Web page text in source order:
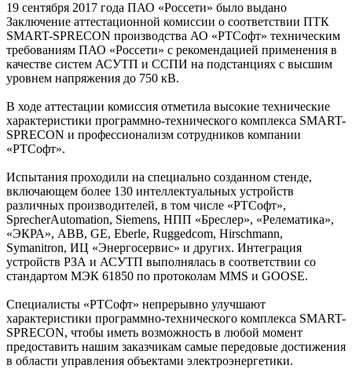
19 сентября 2017 года ПАО «Россети» было выдано
Заключение аттестационной комиссии о соответствии ПТК
SMART-SPRECON производства АО «РТСофт» техническим
требованиям ПАО «Россети» с рекомендацией применения в
качестве систем АСУТП и ССПИ на подстанциях с высшим
уровнем напряжения до 750 кВ.
В ходе аттестации комиссия отметила высокие технические
характеристики программно-технического комплекса SMART-
SPRECON и профессионализм сотрудников компании
«РТСофт».
Испытания проходили на специально созданном стенде,
включающем более 130 интеллектуальных устройств
различных производителей, в том числе «РТСофт»,
SprecherAutomation, Siemens, НПП «Бреслер», «Релематика»,
«ЭКРА», ABB, GE, Eberle, Ruggedcom, Hirschmann,
Symanitron, ИЦ «Энергосервис» и других. Интеграция
устройств РЗА и АСУТП выполнялась в соответствии со
стандартом МЭК 61850 по протоколам MMS и GOOSE.
Специалисты «РТСофт» непрерывно улучшают
характеристики программно-технического комплекса SMART-
SPRECON, чтобы иметь возможность в любой момент
предоставить нашим заказчикам самые передовые достижения
в области управления объектами электроэнергетики.